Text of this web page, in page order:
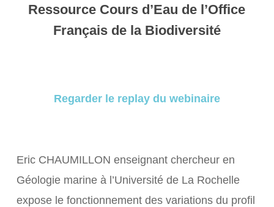
Ressource Cours d’Eau de l’Office
Français de la Biodiversité
Regarder le replay du webinaire
Eric CHAUMILLON enseignant chercheur en
Géologie marine à l’Université de La Rochelle
expose le fonctionnement des variations du profil